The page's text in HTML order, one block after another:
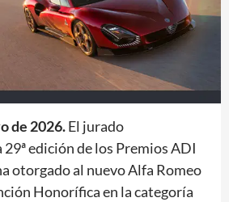
de 2026.El jurado
edición de los Premios ADI
otorgado al nuevo Alfa Romeo
Honorífica en la categoría